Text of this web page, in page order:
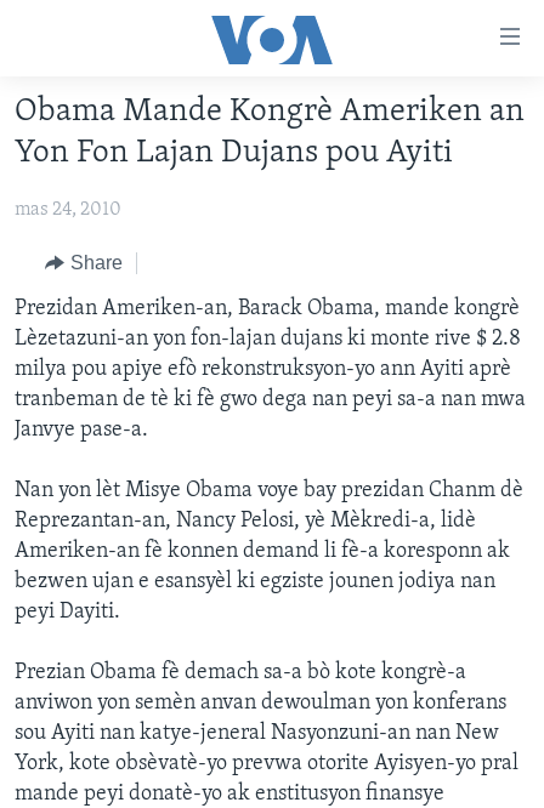
Skip
main
Skip
Navigation
Skip
to
Search
AMERIK LATIN
ENTÈNASYONAL
VIDEO
FLASHPOINT IKRÈN
Learning English
SUIV NOU
Languages
Obama Mande Kongrè Ameriken an
Yon Fon Lajan Dujans pou Ayiti
mas 24, 2010
Share
Prezidan Ameriken-an, Barack Obama, mande kongrè
Lèzetazuni-an yon fon-lajan dujans ki monte rive $ 2.8
milya pou apiye efò rekonstruksyon-yo ann Ayiti aprè
tranbeman de tè ki fè gwo dega nan peyi sa-a nan mwa
Janvye pase-a.
Nan yon lèt Misye Obama voye bay prezidan Chanm dè
Reprezantan-an, Nancy Pelosi, yè Mèkredi-a, lidè
Ameriken-an fè konnen demand li fè-a koresponn ak
bezwen ujan e esansyèl ki egziste jounen jodiya nan
peyi Dayiti.
Prezian Obama fè demach sa-a bò kote kongrè-a
anviwon yon semèn anvan dewoulman yon konferans
sou Ayiti nan katye-jeneral Nasyonzuni-an nan New
York, kote obsèvatè-yo prevwa otorite Ayisyen-yo pral
mande peyi donatè-yo ak enstitusyon finansye